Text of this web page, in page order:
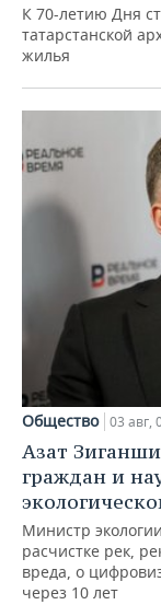
К 70-летию Дня
татарстанской
жилья
Общество 03 авг,
Азат
граждан и
Министр
расчистке рек,
вреда, о
через 10 лет